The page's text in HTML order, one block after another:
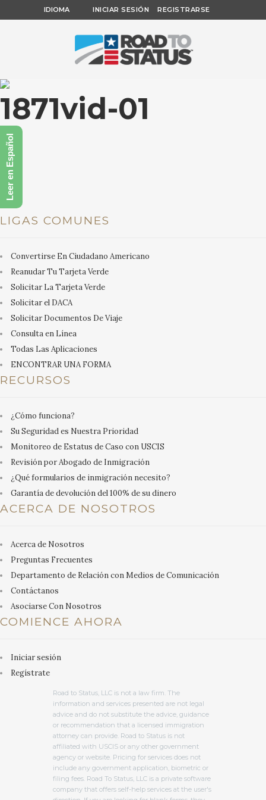
IDIOMA INICIAR SESIÓN REGISTRARSE
1871vid-01
LIGAS COMUNES
Convertirse En Ciudadano Americano
Reanudar Tu Tarjeta Verde
Solicitar La Tarjeta Verde
Solicitar el DACA
Solicitar Documentos De Viaje
Consulta en Línea
Todas Las Aplicaciones
ENCONTRAR UNA FORMA
RECURSOS
¿Cómo funciona?
Su Seguridad es Nuestra Prioridad
Monitoreo de Estatus de Caso con USCIS
Revisión por Abogado de Inmigración
¿Qué formularios de inmigración necesito?
Garantía de devolución del 100% de su dinero
ACERCA DE NOSOTROS
Acerca de Nosotros
Preguntas Frecuentes
Departamento de Relación con Medios de Comunicación
Contáctanos
Asociarse Con Nosotros
COMIENCE AHORA
Iniciar sesión
Regístrate
Road to Status, LLC is not a law firm. The
information and services presented are not legal
advice and do not substitute the advice, guidance
or recommendation that a licensed immigration
attorney can provide. Road to Status is not
affiliated with USCIS or any other government
agency or website. Pricing for services does not
include any government application, biometric or
filing fees. Road To Status, LLC is a private software
company that offers self-help services at the user's
Leer en Español